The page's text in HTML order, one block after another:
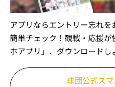
アプリならエントリー忘れ
簡単チェック！観戦・応援
ホアプリ」、ダウンロードし
球団公式ス